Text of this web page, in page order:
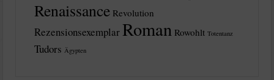
Renaissance Revolution
Rezensionsexemplar Roman Rowohlt Totentanz
Tudors Ägypten